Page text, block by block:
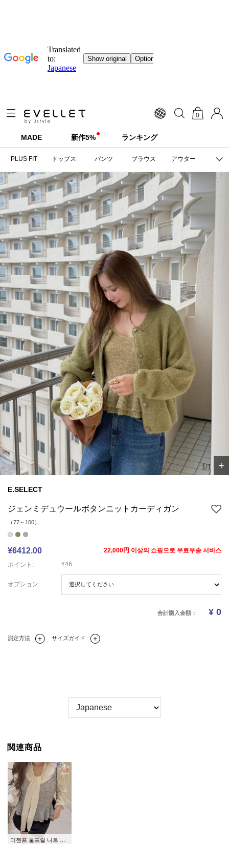
0
MADE 新作5% ランキング
PLUS FIT トップス パンツ ブラウス アウター
1/1 +
E.SELECT
ジェンミデュウールボタンニットカーディガン
（77～100）
¥6412.00
22,000円 이상의 쇼핑으로 무료우송 서비스
ポイント:
¥46
オプション:
合計購入金額： ¥ 0
測定方法 サイズガイド
関連商品
미젠프 울프릴 니트 비스티에